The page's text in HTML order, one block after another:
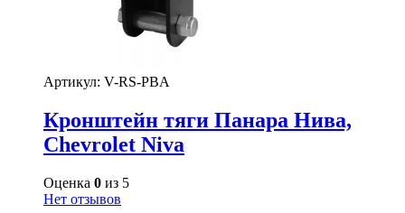
Артикул: V-RS-PBA
Кронштейн тяги Панара Нива,
Chevrolet Niva
Оценка 0 из 5
Нет отзывов